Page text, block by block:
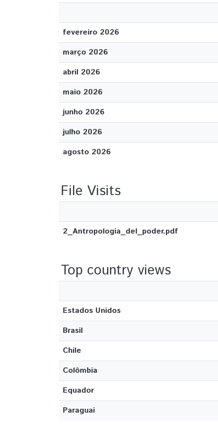
fevereiro 2026
março 2026
abril 2026
maio 2026
junho 2026
julho 2026
agosto 2026
File Visits
2_Antropologia_del_poder.pdf
Top country views
Estados Unidos
Brasil
Chile
Colômbia
Equador
Paraguai